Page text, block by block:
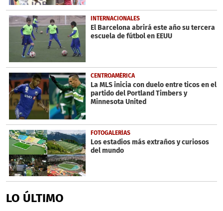
INTERNACIONALES
El Barcelona abrirá este año su tercera
escuela de fútbol en EEUU
CENTROAMÉRICA
La MLS inicia con duelo entre ticos en el
partido del Portland Timbers y
Minnesota United
FOTOGALERÍAS
Los estadios más extraños y curiosos
del mundo
LO ÚLTIMO